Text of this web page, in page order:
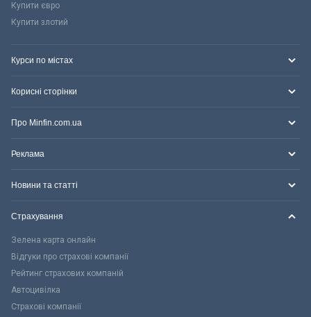
Купити євро
Купити злотий
Курси по містах
Корисні сторінки
Про Minfin.com.ua
Реклама
Новини та статті
Страхування
Зелена карта онлайн
Відгуки про страхові компанії
Рейтинг страхових компаній
Автоцивілка
Страхові компанії